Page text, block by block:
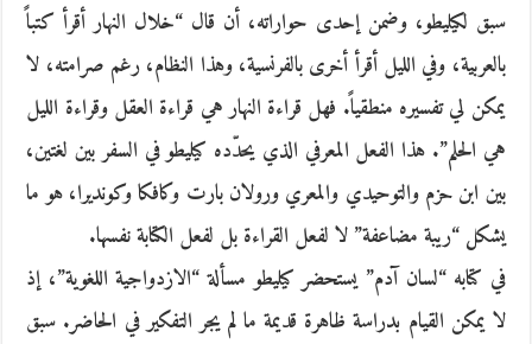
سبق لكيليطو، وضمن إحدى حواراته، أن قال “خلال النهار أقرأ كتباً
بالعربية، وفي الليل أقرأ أخرى بالفرنسية، وهذا النظام، رغم صرامته، لا
يمكن لي تفسيره منطقياً. فهل قراءة النهار هي قراءة العقل وقراءة الليل
هي الحلم”. هذا الفعل المعرفي الذي يحدّده كيليطو في السفر بين لغتين،
بين ابن حزم والتوحيدي والمعري ورولان بارت وكافكا وكونديرا، هو ما
يشكل “ريبة مضاعفة” لا لفعل القراءة بل لفعل الكتابة نفسها.
في كتابه “لسان آدم” يستحضر كيليطو مسألة “الازدواجية اللغوية”، إذ
لا يمكن القيام بدراسة ظاهرة قديمة ما لم يجر التفكير في الحاضر. سبق